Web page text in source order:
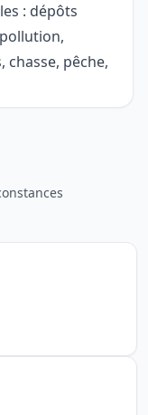
: dépôts
chasse, pêche,
aux
Cette
faits
l’introduction